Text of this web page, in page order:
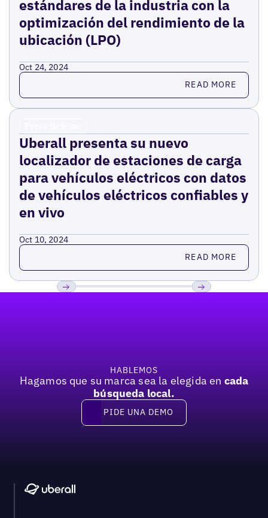
estándares de la industria con la
optimización del rendimiento de la
ubicación (LPO)
Oct 24, 2024
Read more READ MORE
Uberall presenta su nuevo
localizador de estaciones de carga
para vehículos eléctricos con datos
de vehículos eléctricos confiables y
en vivo
Oct 10, 2024
Read more READ MORE
HABLEMOS
Hagamos que su marca sea la elegida en cada
búsqueda local.
Pide una demo
PIDE UNA DEMO